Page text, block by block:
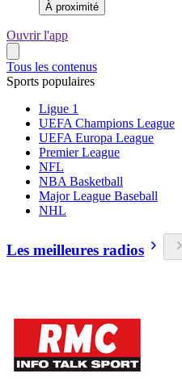
À proximité
Ouvrir l'app
Tous les contenus
Sports populaires
Ligue 1
UEFA Champions League
UEFA Europa League
Premier League
NFL
NBA Basketball
Major League Baseball
NHL
Les meilleures radios